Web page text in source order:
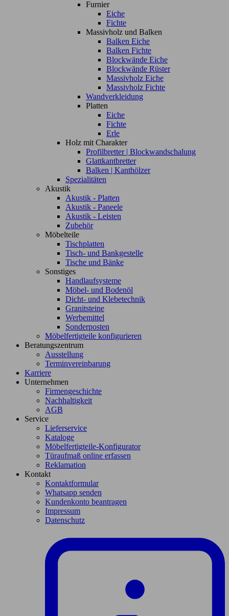
Furnier
Eiche
Fichte
Massivholz und Balken
Balken Eiche
Balken Fichte
Blockwände Eiche
Blockwände Rüster
Massivholz Eiche
Massivholz Fichte
Wandverkleidung
Platten
Eiche
Fichte
Erle
Holz mit Charakter
Profilbretter | Blockwandschalung
Glattkantbretter
Balken | Kanthölzer
Spezialitäten
Akustik
Akustik - Platten
Akustik - Paneele
Akustik - Leisten
Zubehör
Möbelteile
Tischplatten
Tisch- und Bankgestelle
Tische und Bänke
Sonstiges
Handlaufsysteme
Möbel- und Bodenöl
Dicht- und Klebetechnik
Granitsteine
Werbemittel
Sonderposten
Möbelfertigteile konfigurieren
Beratungszentrum
Ausstellung
Terminvereinbarung
Karriere
Unternehmen
Firmengeschichte
Nachhaltigkeit
AGB
Service
Lieferservice
Kataloge
Möbelfertigteile-Konfigurator
Türaufmaß online erfassen
Reklamation
Kontakt
Kontaktformular
Whatsapp senden
Kundenkonto beantragen
Impressum
Datenschutz